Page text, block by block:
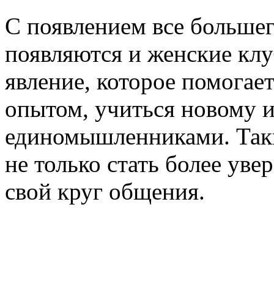
С появлением все
появляются и женские
явление, которое
опытом, учиться новому и
единомышленниками.
не только стать более
свой круг общения.